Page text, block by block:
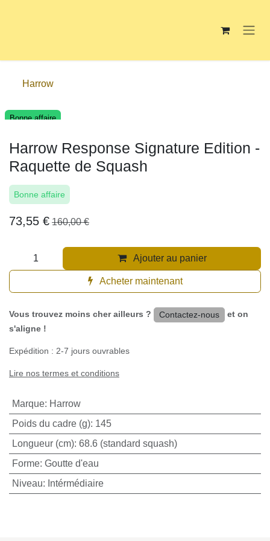
Harrow
Bonne affaire
Harrow Response Signature Edition -
Raquette de Squash
Bonne affaire
73,55 € 160,00€
Ajouter au panier
Acheter maintenant
Vous trouvez moins cher ailleurs ? Contactez-nous
et on
s'aligne !
Expédition : 2-7 jours ouvrables
Lire nos termes et conditions
Marque: Harrow
Poids du cadre (g): 145
Longueur (cm): 68.6 (standard squash)
Forme: Goutte d'eau
Niveau: Intérmédiaire